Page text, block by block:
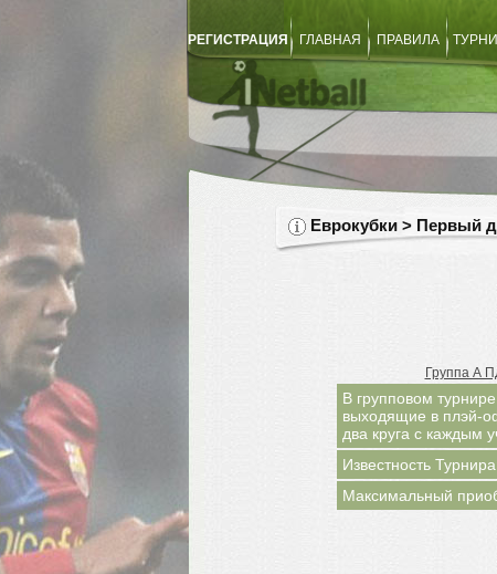
РЕГИСТРАЦИЯ ГЛАВНАЯ ПРАВИЛА
Еврокубки > Первый
Группа А
В групповом
выходящие в плэй-
два круга с каждым
Известность
Максимальный